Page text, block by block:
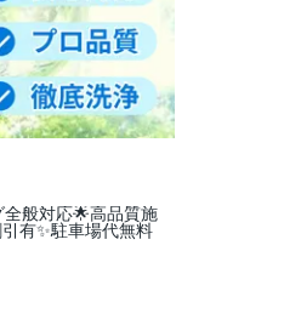
般対応🌟高品質施
有✨駐車場代無料